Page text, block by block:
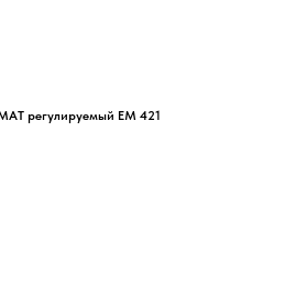
регулируемый ЕМ 421